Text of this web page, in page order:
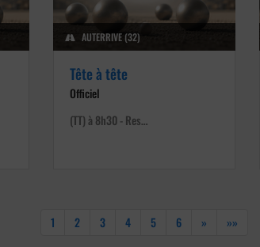
AUTERRIVE (32)
Tête à tête
Officiel
(TT) à 8h30 - Res…
1 2 3 4 5 6 » »»